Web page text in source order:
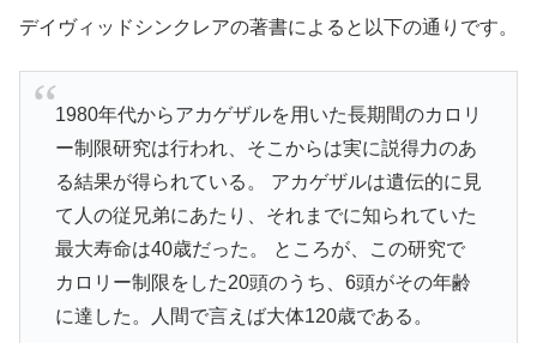
デイヴィッドシンクレアの著書によると以下の通りです。
1980年代からアカゲザルを用いた長期間のカロリ
ー制限研究は行われ、そこからは実に説得力のあ
る結果が得られている。 アカゲザルは遺伝的に見
て人の従兄弟にあたり、それまでに知られていた
最大寿命は40歳だった。 ところが、この研究で
カロリー制限をした20頭のうち、6頭がその年齢
に達した。人間で言えば大体120歳である。